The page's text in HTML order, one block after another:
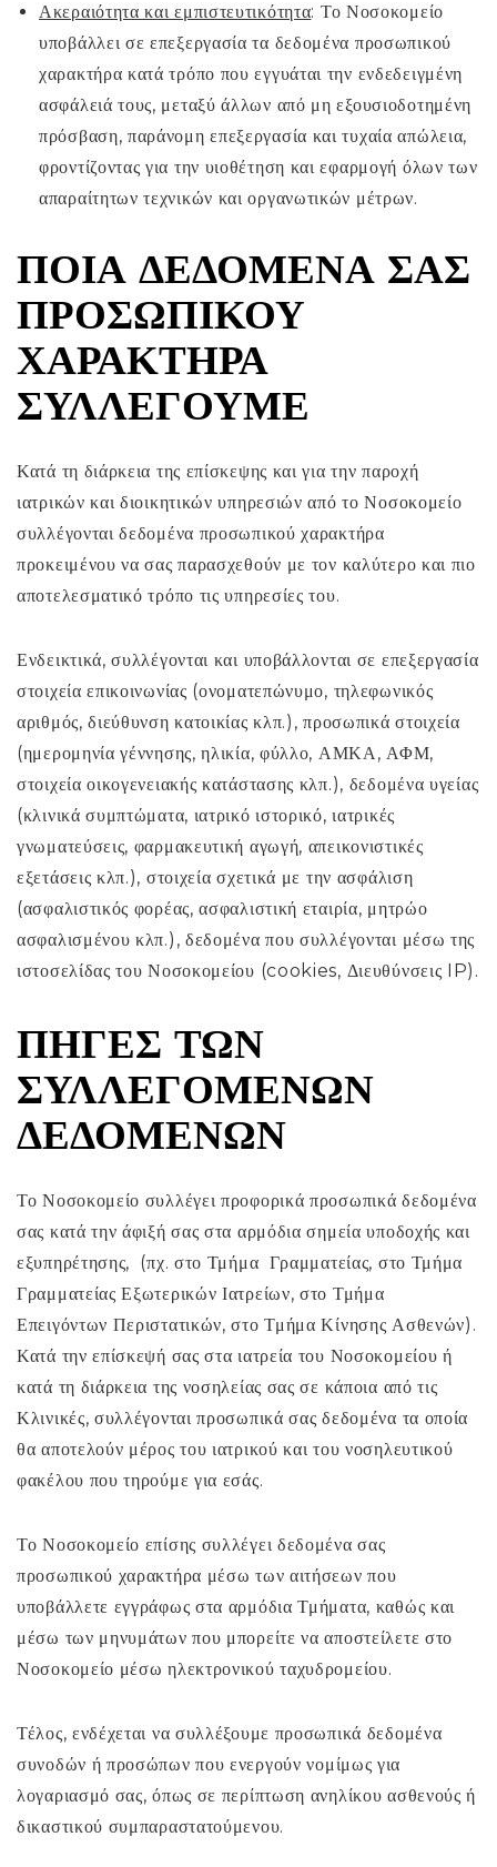
Ακεραιότητα και εμπιστευτικότητα: Το Νοσοκομείο
υποβάλλει σε επεξεργασία τα δεδομένα προσωπικού
χαρακτήρα κατά τρόπο που εγγυάται την ενδεδειγμένη
ασφάλειά τους, μεταξύ άλλων από μη εξουσιοδοτημένη
πρόσβαση, παράνομη επεξεργασία και τυχαία απώλεια,
φροντίζοντας για την υιοθέτηση και εφαρμογή όλων των
απαραίτητων τεχνικών και οργανωτικών μέτρων.
ΠΟΙΑ ΔΕΔΟΜΈΝΑ ΣΑΣ
ΠΡΟΣΩΠΙΚΟΎ
ΧΑΡΑΚΤΉΡΑ
ΣΥΛΛΈΓΟΥΜΕ
Κατά τη διάρκεια της επίσκεψης και για την παροχή
ιατρικών και διοικητικών υπηρεσιών από το Νοσοκομείο
συλλέγονται δεδομένα προσωπικού χαρακτήρα
προκειμένου να σας παρασχεθούν με τον καλύτερο και πιο
αποτελεσματικό τρόπο τις υπηρεσίες του.
Ενδεικτικά, συλλέγονται και υποβάλλονται σε επεξεργασία
στοιχεία επικοινωνίας (ονοματεπώνυμο, τηλεφωνικός
αριθμός, διεύθυνση κατοικίας κλπ.), προσωπικά στοιχεία
(ημερομηνία γέννησης, ηλικία, φύλλο, ΑΜΚΑ, ΑΦΜ,
στοιχεία οικογενειακής κατάστασης κλπ.), δεδομένα υγείας
(κλινικά συμπτώματα, ιατρικό ιστορικό, ιατρικές
γνωματεύσεις, φαρμακευτική αγωγή, απεικονιστικές
εξετάσεις κλπ.), στοιχεία σχετικά με την ασφάλιση
(ασφαλιστικός φορέας, ασφαλιστική εταιρία, μητρώο
ασφαλισμένου κλπ.), δεδομένα που συλλέγονται μέσω της
ιστοσελίδας του Νοσοκομείου (cookies, Διευθύνσεις IP).
ΠΗΓΈΣ ΤΩΝ
ΣΥΛΛΕΓΌΜΕΝΩΝ
ΔΕΔΟΜΈΝΩΝ
Το Νοσοκομείο συλλέγει προφορικά προσωπικά δεδομένα
σας κατά την άφιξή σας στα αρμόδια σημεία υποδοχής και
εξυπηρέτησης, (πχ. στο Τμήμα Γραμματείας, στο Τμήμα
Γραμματείας Εξωτερικών Ιατρείων, στο Τμήμα
Επειγόντων Περιστατικών, στο Τμήμα Κίνησης Ασθενών).
Κατά την επίσκεψή σας στα ιατρεία του Νοσοκομείου ή
κατά τη διάρκεια της νοσηλείας σας σε κάποια από τις
Κλινικές, συλλέγονται προσωπικά σας δεδομένα τα οποία
θα αποτελούν μέρος του ιατρικού και του νοσηλευτικού
φακέλου που τηρούμε για εσάς.
Το Νοσοκομείο επίσης συλλέγει δεδομένα σας
προσωπικού χαρακτήρα μέσω των αιτήσεων που
υποβάλλετε εγγράφως στα αρμόδια Τμήματα, καθώς και
μέσω των μηνυμάτων που μπορείτε να αποστείλετε στο
Νοσοκομείο μέσω ηλεκτρονικού ταχυδρομείου.
Τέλος, ενδέχεται να συλλέξουμε προσωπικά δεδομένα
συνοδών ή προσώπων που ενεργούν νομίμως για
λογαριασμό σας, όπως σε περίπτωση ανηλίκου ασθενούς ή
δικαστικού συμπαραστατούμενου.